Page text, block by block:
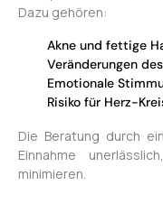
Dazu gehören:
Akne und fettige
Veränderungen
Emotionale
Risiko für Herz-
Die Beratung durch
Einnahme
minimieren.